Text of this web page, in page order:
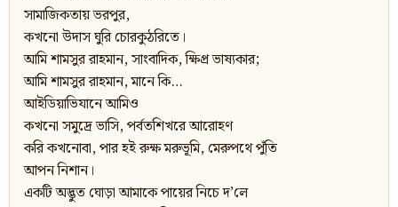
সামাজিকতায় ভরপুর,
কখনো উদাস ঘুরি চোরকুঠরিতে।
আমি শামসুর রাহমান, সাংবাদিক, ক্ষিপ্র ভাষ্যকার;
আমি শামসুর রাহমান, মানে কি…
আইডিয়াভিযানে আমিও
কখনো সমুদ্রে ভাসি, পর্বতশিখরে আরোহণ
করি কখনোবা, পার হই রুক্ষ মরুভূমি, মেরুপথে পুঁতি
আপন নিশান।
একটি অদ্ভুত ঘোড়া আমাকে পায়ের নিচে দ’লে